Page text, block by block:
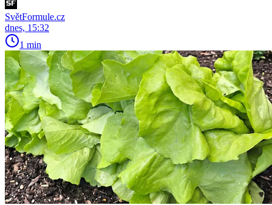
SvětFormule.cz
dnes, 15:32
1 min